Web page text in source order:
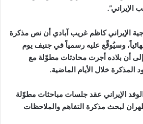
الإيراني”.
الإيراني كاظم غريب آبادي أن نص مذكرة
وسيُوقَّع عليه رسمياً في جنيف يوم
أن بلاده أجرت محادثات مطوّلة مع
خلال الأيام الماضية.
الإيراني عقد جلسات مباحثات مطوّلة
لبحث مذكرة التفاهم والملاحظات